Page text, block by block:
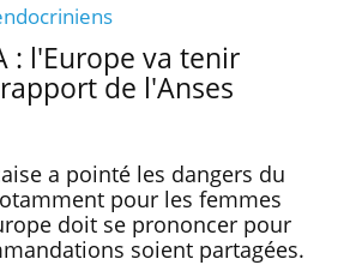
: l'Europe va tenir
de l'Anses
a pointé les dangers du
pour les femmes
doit se prononcer pour
soient partagées.